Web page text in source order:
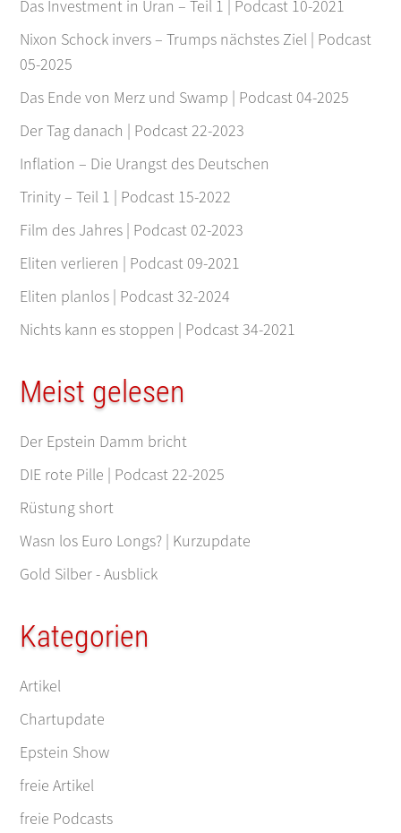
Das Investment in Uran – Teil 1 | Podcast 10-2021
Nixon Schock invers – Trumps nächstes Ziel | Podcast
05-2025
Das Ende von Merz und Swamp | Podcast 04-2025
Der Tag danach | Podcast 22-2023
Inflation – Die Urangst des Deutschen
Trinity – Teil 1 | Podcast 15-2022
Film des Jahres | Podcast 02-2023
Eliten verlieren | Podcast 09-2021
Eliten planlos | Podcast 32-2024
Nichts kann es stoppen | Podcast 34-2021
Meist gelesen
Der Epstein Damm bricht
DIE rote Pille | Podcast 22-2025
Rüstung short
Wasn los Euro Longs? | Kurzupdate
Gold Silber - Ausblick
Kategorien
Artikel
Chartupdate
Epstein Show
freie Artikel
freie Podcasts